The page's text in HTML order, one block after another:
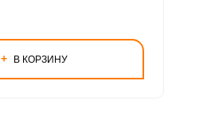
+ В КОРЗИНУ